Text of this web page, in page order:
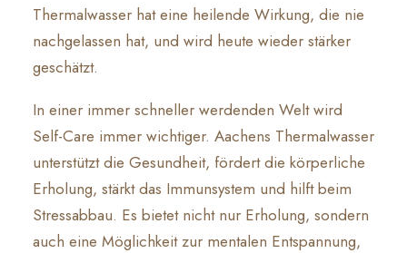
Thermalwasser hat eine heilende Wirkung, die nie
nachgelassen hat, und wird heute wieder stärker
geschätzt.
In einer immer schneller werdenden Welt wird
Self-Care immer wichtiger. Aachens Thermalwasser
unterstützt die Gesundheit, fördert die körperliche
Erholung, stärkt das Immunsystem und hilft beim
Stressabbau. Es bietet nicht nur Erholung, sondern
auch eine Möglichkeit zur mentalen Entspannung,